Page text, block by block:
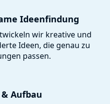
Ideenfindung
wir kreative und
Ideen, die genau zu
passen.
Aufbau